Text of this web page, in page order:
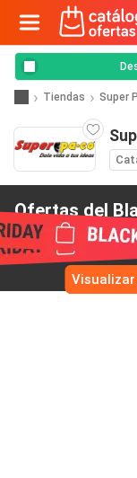
Tiendas Super
Ofertas del
de Super Paco